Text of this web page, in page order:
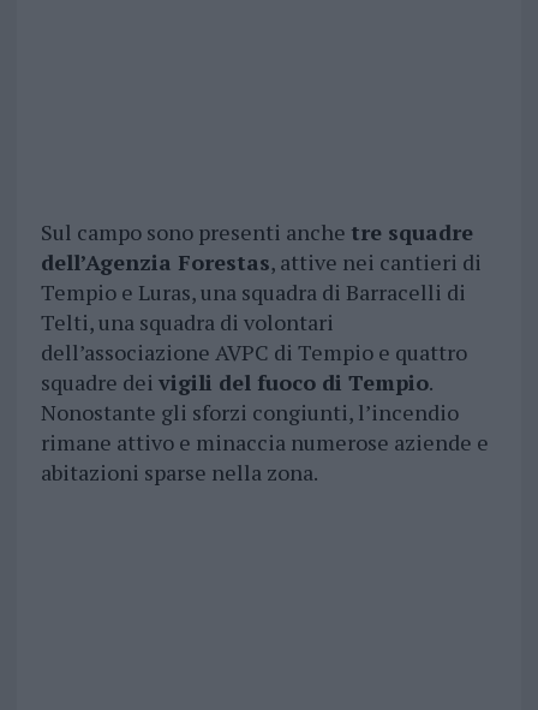
Sul campo sono presenti anche tre squadre
dell’Agenzia Forestas, attive nei cantieri di
Tempio e Luras, una squadra di Barracelli di
Telti, una squadra di volontari
dell’associazione AVPC di Tempio e quattro
squadre dei vigili del fuoco di Tempio.
Nonostante gli sforzi congiunti, l’incendio
rimane attivo e minaccia numerose aziende e
abitazioni sparse nella zona.